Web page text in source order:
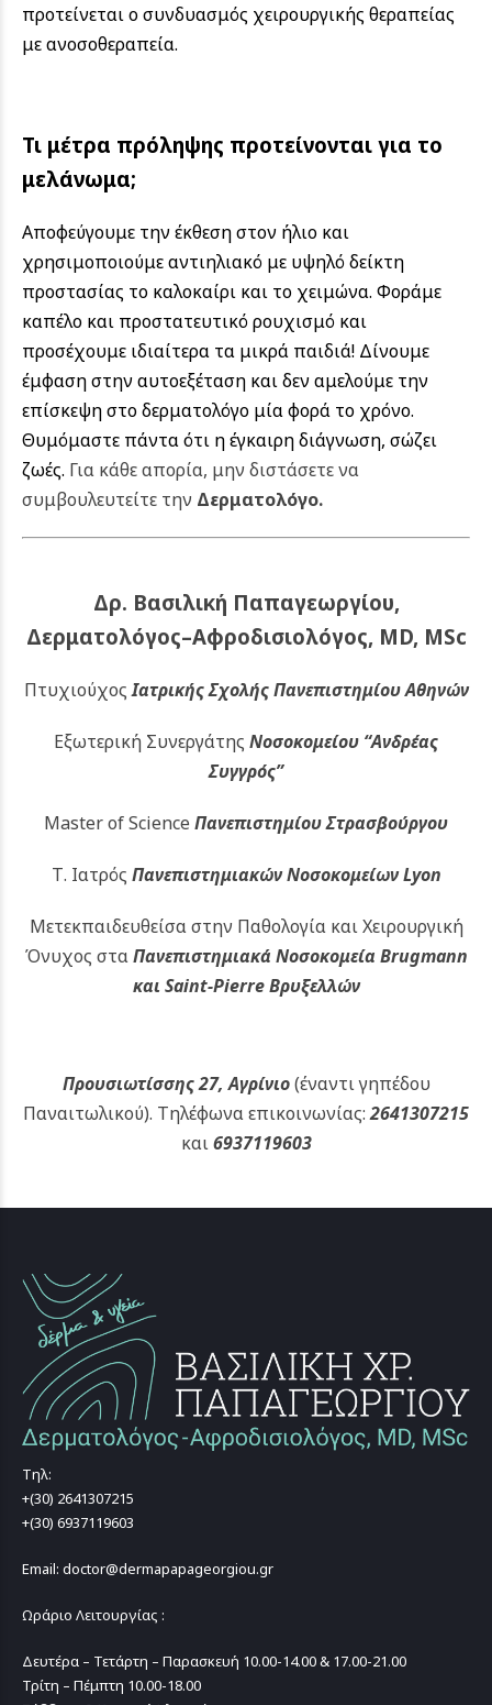
προτείνεται ο συνδυασμός χειρουργικής θεραπείας
με ανοσοθεραπεία.
Τι μέτρα πρόληψης προτείνονται για το
μελάνωμα;
Αποφεύγουμε την έκθεση στον ήλιο και
χρησιμοποιούμε αντιηλιακό με υψηλό δείκτη
προστασίας το καλοκαίρι και το χειμώνα. Φοράμε
καπέλο και προστατευτικό ρουχισμό και
προσέχουμε ιδιαίτερα τα μικρά παιδιά! Δίνουμε
έμφαση στην αυτοεξέταση και δεν αμελούμε την
επίσκεψη στο δερματολόγο μία φορά το χρόνο.
Θυμόμαστε πάντα ότι η έγκαιρη διάγνωση, σώζει
ζωές. Για κάθε απορία, μην διστάσετε να
συμβουλευτείτε την Δερματολόγο.
Δρ. Βασιλική Παπαγεωργίου,
Δερματολόγος–Αφροδισιολόγος, MD, MSc
ΠτυχιούχοςΙατρικής Σχολής Πανεπιστημίου Αθηνών
Εξωτερική Συνεργάτης Νοσοκομείου “Ανδρέας
Συγγρός”
Master of Science Πανεπιστημίου Στρασβούργου
Τ. Ιατρός Πανεπιστημιακών Νοσοκομείων Lyon
Μετεκπαιδευθείσα στην Παθολογία και Χειρουργική
Όνυχος σταΠανεπιστημιακά Νοσοκομεία Brugmann
και Saint-Pierre Βρυξελλών
Προυσιωτίσσης 27, Αγρίνιο(έναντι γηπέδου
Παναιτωλικού). Τηλέφωνα επικοινωνίας:2641307215
και6937119603
Τηλ:
+(30) 2641307215
+(30) 6937119603
Email: doctor@dermapapageorgiou.gr
Ωράριο Λειτουργίας :
Δευτέρα – Τετάρτη – Παρασκευή 10.00-14.00 & 17.00-21.00
Τρίτη – Πέμπτη 10.00-18.00